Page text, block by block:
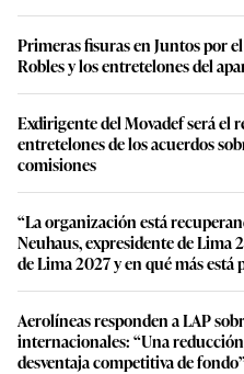
Primeras fisuras en Juntos por
Robles y los entretelones del
Exdirigente del Movadef será el
entretelones de los acuerdos
comisiones
“La organización está
Neuhaus, expresidente de Lima
de Lima 2027 y en qué más
Aerolíneas responden a LAP
internacionales: “Una
desventaja competitiva de